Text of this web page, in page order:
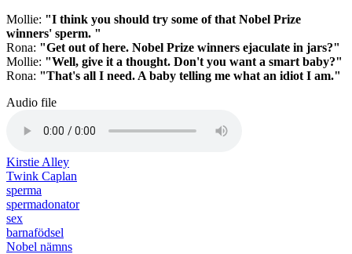
Mollie: "I think you should try some of that Nobel Prize
winners' sperm. "
Rona: "Get out of here. Nobel Prize winners ejaculate in jars?"
Mollie: "Well, give it a thought. Don't you want a smart baby?"
Rona: "That's all I need. A baby telling me what an idiot I am."
Audio file
Kirstie Alley
Twink Caplan
sperma
spermadonator
sex
barnafödsel
Nobel nämns